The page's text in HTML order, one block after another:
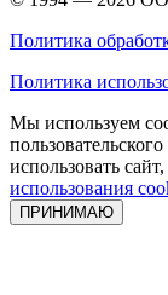
Политика
Политика
Мы используем
использовать
использования
ПРИНИМАЮ